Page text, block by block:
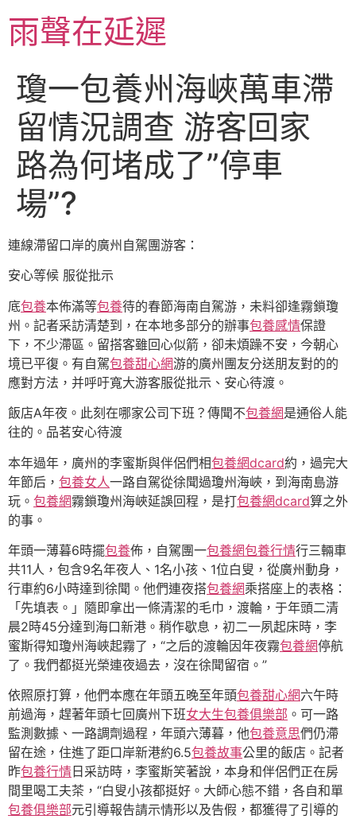
至
主雨聲在延遲
瓊一包養州海峽萬車滯
留情況調查 游客回家
路為何堵成了”停車
場”?
連線滯留口岸的廣州自駕團游客：
安心等候 服從批示
底包養本佈滿等包養待的春節海南自駕游，未料卻逢霧鎖瓊
州。記者采訪清楚到，在本地多部分的辦事包養感情保證
下，不少滯區。留搭客雖回心似箭，卻未煩躁不安，今朝心
境已平復。有自駕包養甜心網游的廣州團友分送朋友對的的
應對方法，并呼吁寬大游客服從批示、安心待渡。
飯店A年夜。此刻在哪家公司下班？傳聞不包養網是通俗人能
往的。品茗安心待渡
本年過年，廣州的李蜜斯與伴侶們相包養網dcard約，過完大
年節后， 包養女人一路自駕從徐聞過瓊州海峽，到海南島游
玩。 包養網霧鎖瓊州海峽延誤回程，是打包養網dcard算之外
的事。
年頭一薄暮6時擺包養佈，自駕團一包養網包養行情行三輛車
共11人，包含9名年夜人、1名小孩、1位白叟，從廣州動身，
行車約6小時達到徐聞。他們連夜搭包養網乘搭座上的表格：
「先填表。」隨即拿出一條清潔的毛巾，渡輪，于年頭二清
晨2時45分達到海口新港。稍作歇息，初二一夙起床時，李
蜜斯得知瓊州海峽起霧了，“之后的渡輪因年夜霧包養網停航
了。我們都挺光榮連夜過去，沒在徐聞留宿。”
依照原打算，他們本應在年頭五晚至年頭包養甜心網六午時
前過海，趕著年頭七回廣州下班女大生包養俱樂部 。可一路
監測數據、一路調劑過程，年頭六薄暮，他包養意思們仍滯
留在途，住進了距口岸新港約6.5包養故事公里的飯店。記者
昨包養行情 日采訪時，李蜜斯笑著說，本身和伴侶們正在房
間里喝工夫茶，“白叟小孩都挺好。大師心態不錯，各自和單
包養俱樂部元引導報告請示情形以及告假，都獲得了引導的